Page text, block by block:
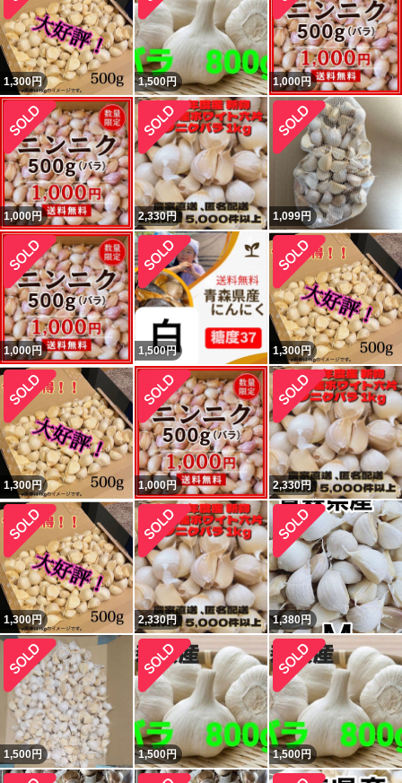
1,300円 1,500円 1,000円
1,000円 2,330円 1,099円
1,000円 1,500円 1,300円
1,300円 1,000円 2,330円
1,300円 2,330円 1,380円
1,500円 1,500円 1,500円